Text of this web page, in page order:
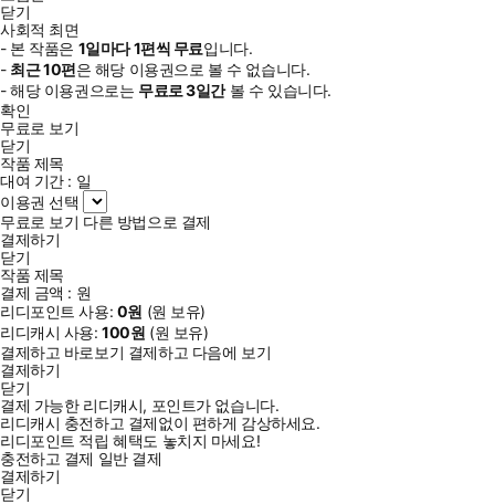
닫기
사회적 최면
- 본 작품은 1일마다1편씩 무료입니다.
- 최근10편은 해당 이용권으로 볼 수 없습니다.
- 해당 이용권으로는 무료로3일간볼 수 있습니다.
확인
무료로 보기
닫기
작품 제목
대여 기간 : 일
이용권 선택
무료로 보기 다른 방법으로 결제
결제하기
닫기
작품 제목
결제 금액 : 원
리디포인트 사용: 0원 (원 보유)
리디캐시 사용:100원 (원 보유)
결제하고 바로보기 결제하고 다음에 보기
결제하기
닫기
결제 가능한 리디캐시, 포인트가 없습니다.
리디캐시 충전하고 결제없이 편하게 감상하세요.
리디포인트 적립 혜택도 놓치지 마세요!
충전하고 결제 일반 결제
결제하기
닫기